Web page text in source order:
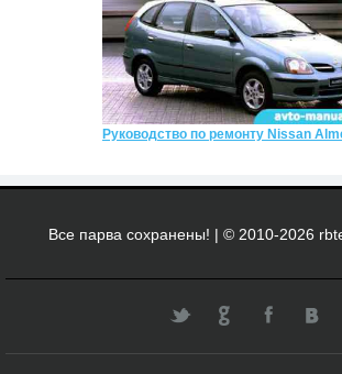
Руководство по ремонту Nissan
Все парва сохранены! | © 2010-2026